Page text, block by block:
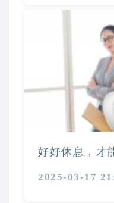
好好休息，才
2025-03-17